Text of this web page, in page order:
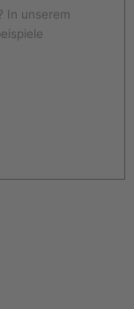
In unserem